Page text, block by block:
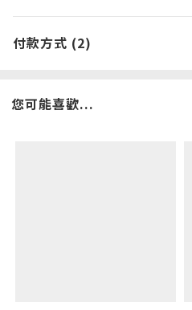
付款方式 (2)
您可能喜歡...